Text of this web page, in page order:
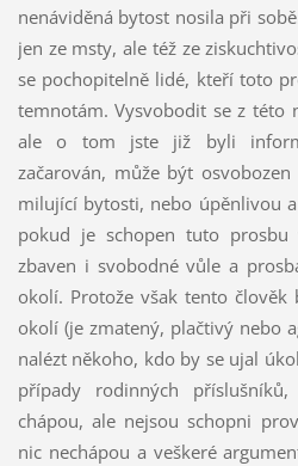
nenáviděná bytost nosila při
jen ze msty, ale též ze
se pochopitelně lidé, kteří toto
temnotám. Vysvobodit se z této
ale o tom jste již byli
začarován, může být
milující bytosti, nebo úpěnlivou
pokud je schopen tuto prosbu
zbaven i svobodné vůle a
okolí. Protože však tento
okolí (je zmatený, plačtivý nebo
nalézt někoho, kdo by se ujal
případy rodinných
chápou, ale nejsou schopni
nic nechápou a veškeré